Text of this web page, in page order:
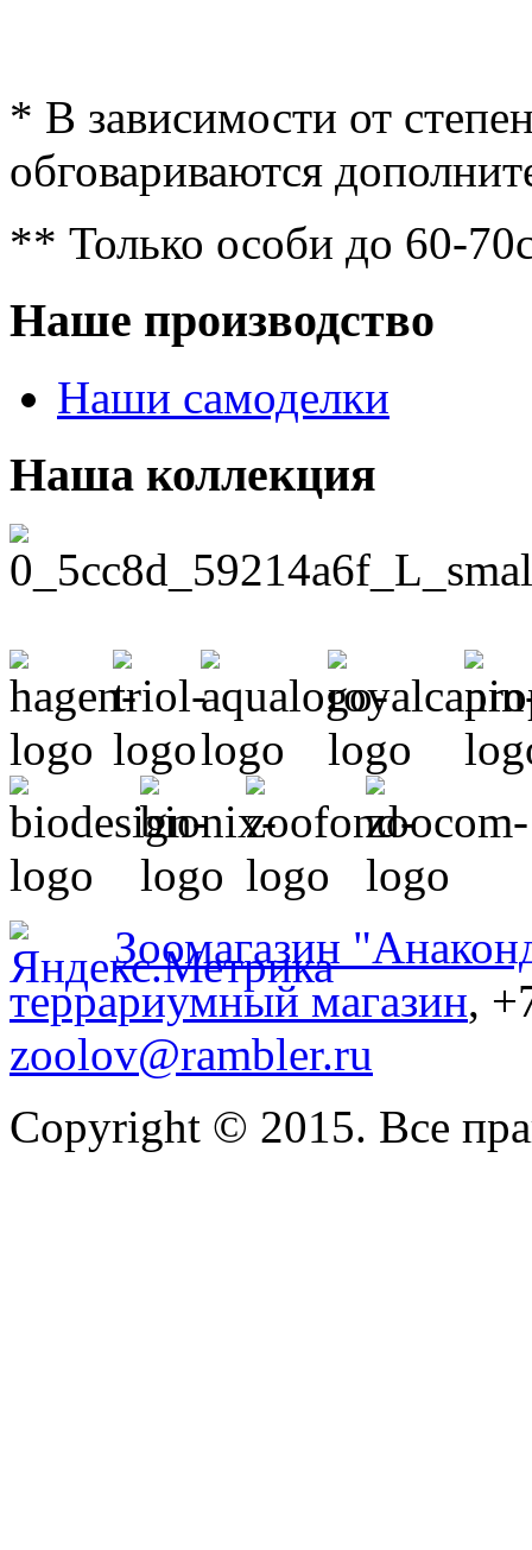
* В зависимости от
обговариваются
** Только особи до 60-
Наше производство
Наши самоделки
Наша коллекция
Зоомагазин
террариумный магазин,
zoolov@rambler.ru
Copyright © 2015. Все